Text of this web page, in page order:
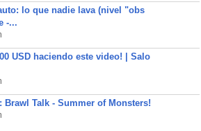
lo que nadie lava (nivel "obs
-...
USD haciendo este video! | Salo
Brawl Talk - Summer of Monsters!